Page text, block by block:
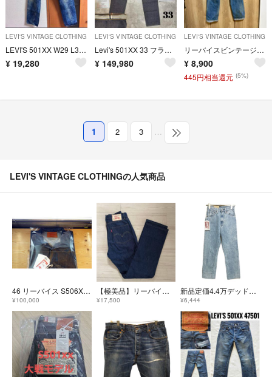
LEVI'S VINTAGE CLOTHING
LEVI'S 501XX W29 L32 VINTAGE clothing
¥ 19,280
LEVI'S VINTAGE CLOTHING
Levi's 501XX 33 フラッシャー BIGE 赤耳 濃紺 55年 日本
¥ 149,980
LEVI'S VINTAGE CLOTHING
リーバイスビンテージクロージング 71501 デニムパンツ
¥ 8,900
445円相当還元 (5%)
1 2 3 …
LEVI'S VINTAGE CLOTHINGの人気商品
46 リーバイス S506XXE 1944 大戦モデル デニムジャケット XXL
¥100,000
【極美品】リーバイス LVC 701 マリリンモンロー W28 濃紺 BIGE
¥17,500
新品定価4.4万デッドストック W25 リーバイス701
¥6,444